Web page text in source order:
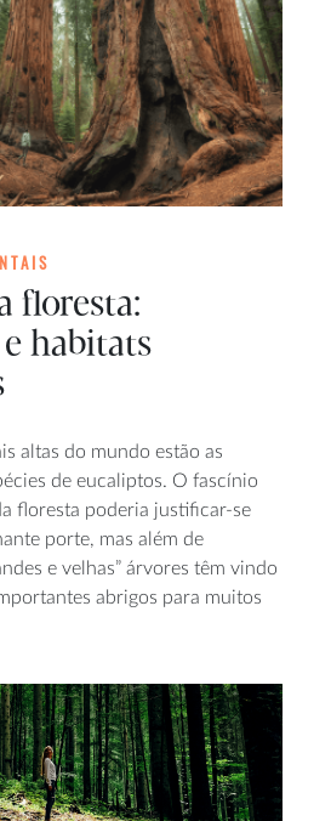
floresta:
habitats
altas do mundo estão as
de eucaliptos. O fascínio
floresta poderia justificar-se
porte, mas além de
e velhas” árvores têm vindo
abrigos para muitos